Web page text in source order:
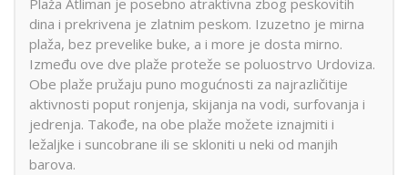
Plaža Atliman je posebno atraktivna zbog peskovitih
dina i prekrivena je zlatnim peskom. Izuzetno je mirna
plaža, bez prevelike buke, a i more je dosta mirno.
Između ove dve plaže proteže se poluostrvo Urdoviza.
Obe plaže pružaju puno mogućnosti za najrazličitije
aktivnosti poput ronjenja, skijanja na vodi, surfovanja i
jedrenja. Takođe, na obe plaže možete iznajmiti i
ležaljke i suncobrane ili se skloniti u neki od manjih
barova.